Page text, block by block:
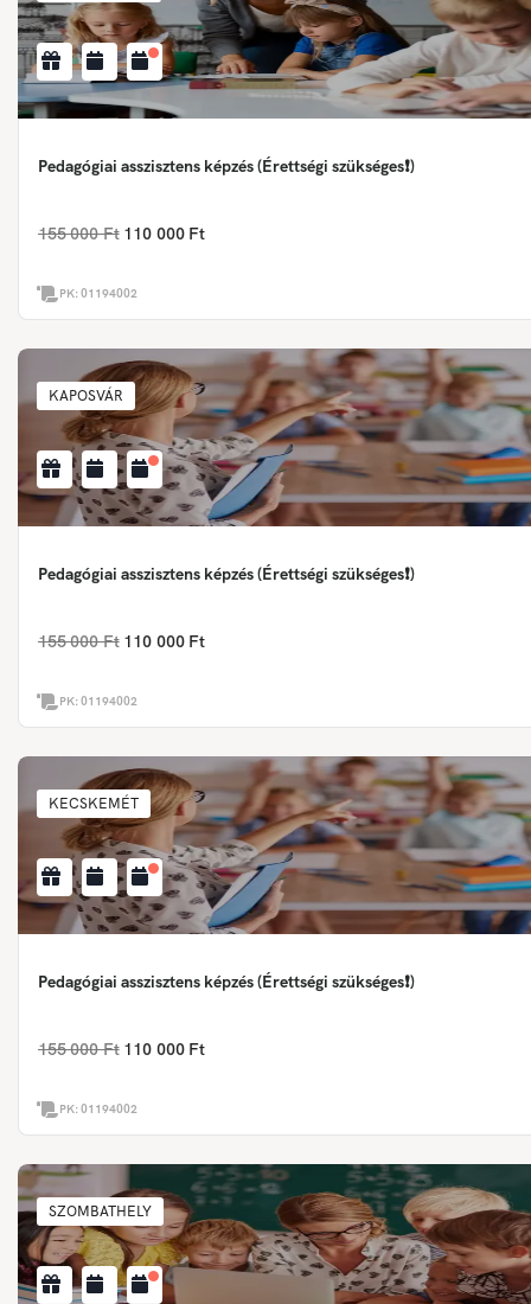
Pedagógiai asszisztens képzés (Érettségi szükséges❗)
155 000 Ft 110 000 Ft
PK:01194002
KAPOSVÁR
Pedagógiai asszisztens képzés (Érettségi szükséges❗)
155 000 Ft 110 000 Ft
PK:01194002
KECSKEMÉT
Pedagógiai asszisztens képzés (Érettségi szükséges❗)
155 000 Ft 110 000 Ft
PK:01194002
SZOMBATHELY